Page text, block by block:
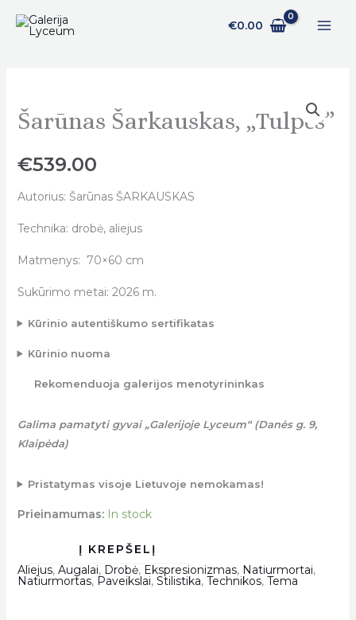
prie
€0.00
Šarūnas Šarkauskas, „Tulpės”
€539.00
Autorius: Šarūnas ŠARKAUSKAS
Technika: drobė, aliejus
Matmenys: 70×60 cm
Sukūrimo metai: 2026 m.
Kūrinio autentiškumo sertifikatas
Kūrinio nuoma
Rekomenduoja galerijos menotyrininkas
Galima pamatyti gyvai „Galerijoje Lyceum“ (Danės g. 9,
Klaipėda)
Pristatymas visoje Lietuvoje nemokamas!
Prieinamumas: In stock
Šarūnas
„Tulpės"
Aliejus, Augalai, Drobė, Ekspresionizmas, Natiurmortai,
Natiurmortas, Paveikslai, Stilistika, Technikos, Tema